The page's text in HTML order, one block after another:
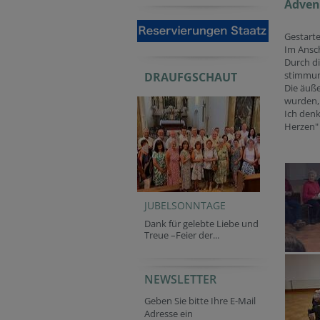
DRAUFGSCHAUT
JUBELSONNTAGE
Dank für gelebte Liebe und
Treue –Feier der...
Company website
Verification code
Homepage
Reference
NEWSLETTER
Geben Sie bitte Ihre E-Mail
Adresse ein
Im
Durch
Die
Ich